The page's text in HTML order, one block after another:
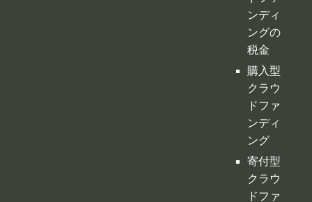
ンディ
ングの
税金
購入型
クラウ
ドファ
ンディ
ング
寄付型
クラウ
ドファ